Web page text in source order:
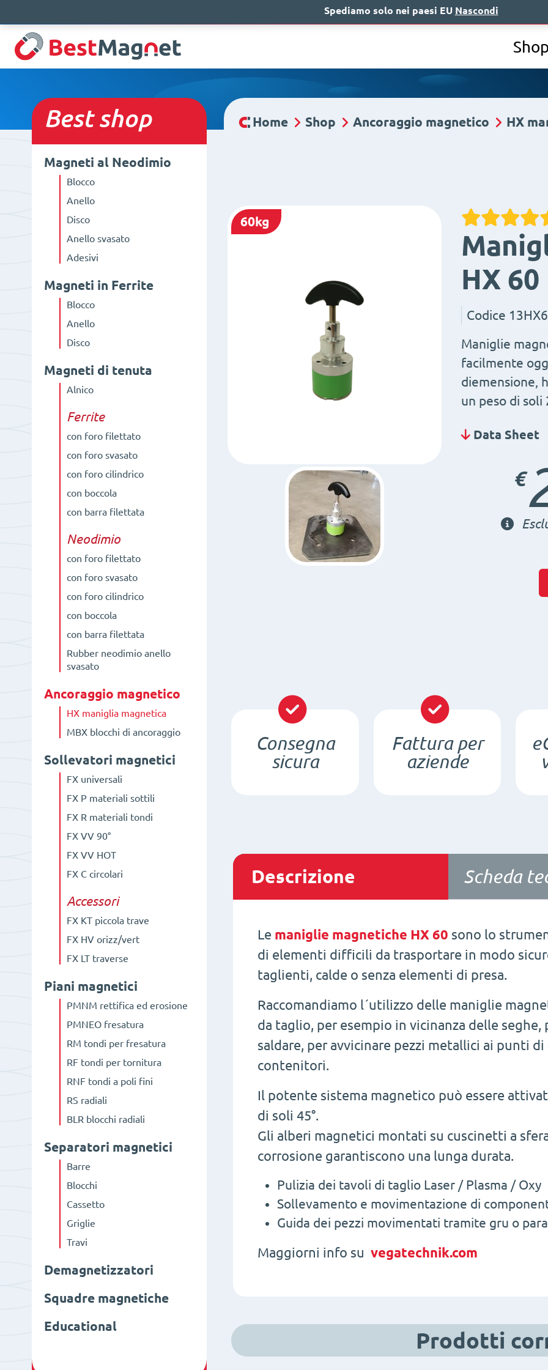
Chi siamo
Shop
Bestshop
Magneti al Neodimio
Blocco
Anello
Disco
Anello svasato
Adesivi
Magneti in Ferrite
Blocco
Anello
Disco
Magneti di tenuta
Alnico
Ferrite
con foro filettato
con foro svasato
con foro cilindrico
con boccola
con barra filettata
Neodimio
con foro filettato
con foro svasato
con foro cilindrico
con boccola
con barra filettata
Rubber neodimio anello
svasato
Ancoraggio magnetico
HX maniglia magnetica
MBX blocchi di ancoraggio
Sollevatori magnetici
FX universali
FX P materiali sottili
FX R materiali tondi
FX VV 90°
FX VV HOT
FX C circolari
Accessori
FX KT piccola trave
FX HV orizz/vert
FX LT traverse
Piani magnetici
PMNM rettifica ed erosione
PMNEO fresatura
RM tondi per fresatura
RF tondi per tornitura
RNF tondi a poli fini
RS radiali
BLR blocchi radiali
Separatori magnetici
Barre
Blocchi
Cassetto
Griglie
Travi
Demagnetizzatori
Squadre magnetiche
Educational
Home Shop Ancoraggio magnetico HX
60kg
HX 60
Codice
Maniglie
facilmente
diemensione,
un peso di soli
Data Sheet
€
Consegna
sicura
Fattura per
aziende
Descrizione Scheda
Le maniglie magnetiche HX 60 sono lo
di elementi difficili da trasportare in modo
taglienti, calde o senza elementi di presa.
Raccomandiamo l´utilizzo delle maniglie
da taglio, per esempio in vicinanza delle
saldare, per avvicinare pezzi metallici ai punti
contenitori.
Il potente sistema magnetico può essere
di soli 45°.
Gli alberi magnetici montati su cuscinetti a
corrosione garantiscono una lunga durata.
Pulizia dei tavoli di taglio Laser / Plasma / Oxy
Sollevamento e movimentazione di
Guida dei pezzi movimentati tramite gru o
Maggiorni info su vegatechnik.com
Prodotti
Spediamo solo nei paesi EU Nascondi